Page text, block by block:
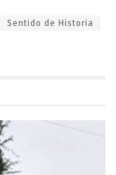
Sentido de Historia